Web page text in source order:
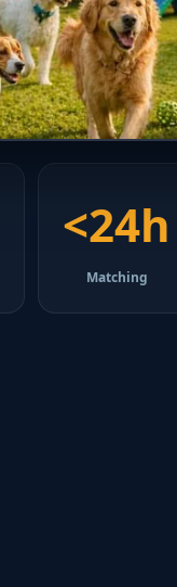
<24h
Matching